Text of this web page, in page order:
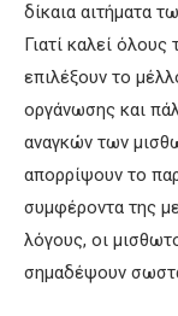
δίκαια αιτήματα
Γιατί καλεί
επιλέξουν το
οργάνωσης και
αναγκών των
απορρίψουν το
συμφέροντα της
λόγους, οι
σημαδέψουν